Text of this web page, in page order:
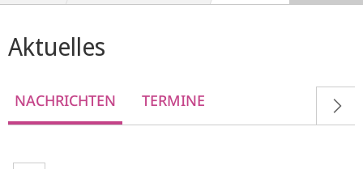
Aktuelles
NACHRICHTEN TERMINE